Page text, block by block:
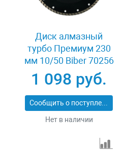
Диск алмазный
турбо Премиум 230
мм 10/50 Biber 70256
1 098 руб.
Сообщить о поступлении
Нет в наличии